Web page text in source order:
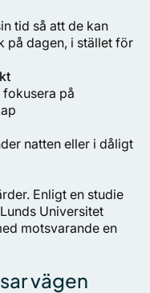
tid så att de kan
på dagen, i stället för
på
natten eller i dåligt
Enligt en studie
Universitet
motsvarande en
vägen